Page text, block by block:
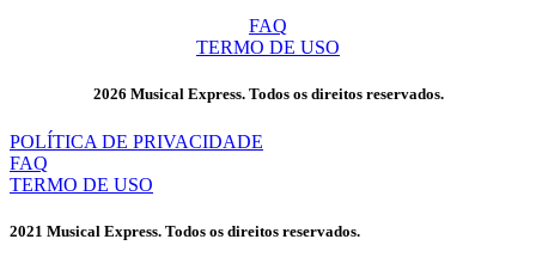
FAQ
TERMO DE USO
2026 Musical Express. Todos os direitos reservados.
POLÍTICA DE PRIVACIDADE
FAQ
TERMO DE USO
2021 Musical Express. Todos os direitos reservados.